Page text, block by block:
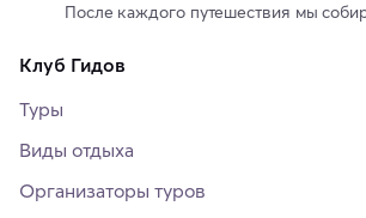
После каждого путешествия мы
Клуб Гидов
Туры
Виды отдыха
Организаторы туров